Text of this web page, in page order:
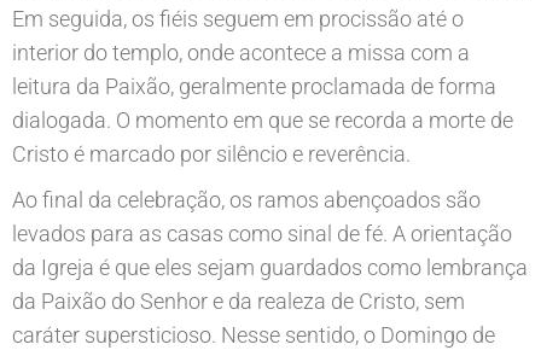
Em seguida, os fiéis seguem em procissão até o
interior do templo, onde acontece a missa com a
leitura da Paixão, geralmente proclamada de forma
dialogada. O momento em que se recorda a morte de
Cristo é marcado por silêncio e reverência.
Ao final da celebração, os ramos abençoados são
levados para as casas como sinal de fé. A orientação
da Igreja é que eles sejam guardados como lembrança
da Paixão do Senhor e da realeza de Cristo, sem
caráter supersticioso. Nesse sentido, o Domingo de